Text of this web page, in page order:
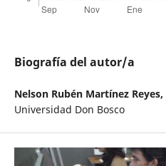
Biografía del autor/a
Nelson Rubén Martínez Reyes,
Universidad Don Bosco